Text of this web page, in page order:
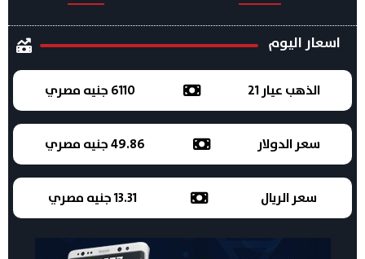
اسعار اليوم
الذهب عيار 21 6110 جنيه مصري
سعر الدولار 49.86 جنيه مصري
سعر الريال 13.31 جنيه مصري